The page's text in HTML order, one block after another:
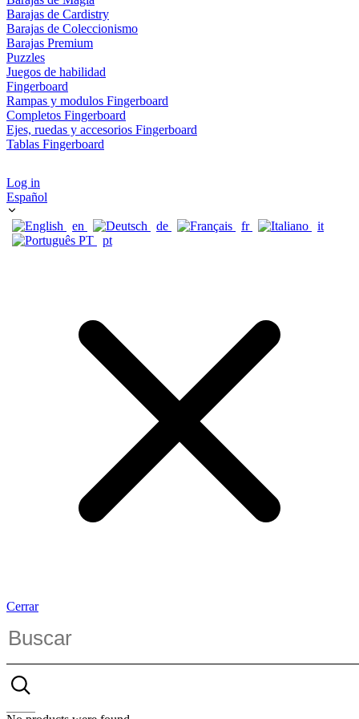
Barajas de Cardistry
Barajas de Coleccionismo
Barajas Premium
Puzzles
Juegos de habilidad
Fingerboard
Rampas y modulos Fingerboard
Completos Fingerboard
Ejes, ruedas y accesorios Fingerboard
Tablas Fingerboard
Log in
Español
en de fr
it
pt
Cerrar